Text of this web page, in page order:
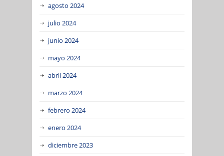
agosto 2024
julio 2024
junio 2024
mayo 2024
abril 2024
marzo 2024
febrero 2024
enero 2024
diciembre 2023